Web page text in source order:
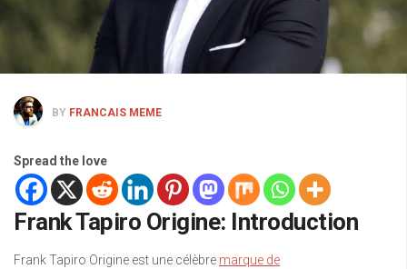
BY FRANCAIS MEME
Spread the love
Frank Tapiro Origine: Introduction
Frank Tapiro Origine est une célèbre marque de